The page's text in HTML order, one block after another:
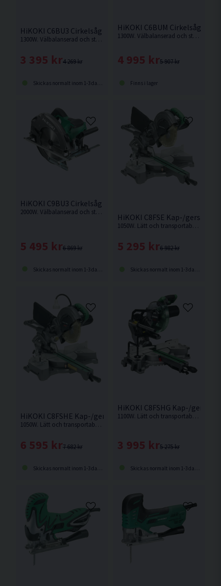
HiKOKI C6BU3 Cirkelsåg 165mm (1300W) HSC
1300W. Välbalanserad och stark cirkelsåg med hög kapacitet för krävande jobb
4 269 kr
3 395 kr
Skickas normalt inom 1-3 dagar
HiKOKI C6BUM Cirkelsåg
1300W. Välbalanserad och stark cirkelsåg som är anpassad för styrskena.
5 907 kr
4 995 kr
Finns i lager
HiKOKI C9BU3 Cirkelsåg 235mm (2000W)
2000W. Välbalanserad och stark cirkelsåg med hög kapacitet för krävande jobb
6 869 kr
5 495 kr
Skickas normalt inom 1-3 dagar
HiKOKI C8FSE Kap-/gersåg
1050W. Lätt och transportabel kap-/gersåg med hög sågkapacitet
6 982 kr
5 295 kr
Skickas normalt inom 1-3 dagar
HiKOKI C8FSHE Kap-/gersåg 216MM (1050W)
1050W. Lätt och transportabel kap-/gersåg med hög sågkapacitet och lasermarkör
7 682 kr
6 595 kr
Skickas normalt inom 1-3 dagar
HiKOKI C8FSHG Kap-/gersåg
1100W. Lätt och transportabel kap-/gersåg med hög sågkapacitet och lasermarkör.
5 275 kr
3 995 kr
Skickas normalt inom 1-3 dagar